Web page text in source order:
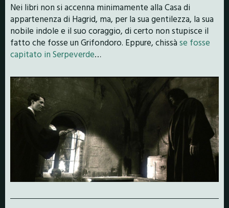
Nei libri non si accenna minimamente alla Casa di
appartenenza di Hagrid, ma, per la sua gentilezza, la sua
nobile indole e il suo coraggio, di certo non stupisce il
fatto che fosse un Grifondoro. Eppure, chissà se fosse
capitato in Serpeverde…